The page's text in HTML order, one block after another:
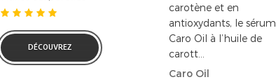
DÉCOUVREZ
carotène et en
antioxydants, le sérum
Caro Oil à l’huile de
carott...
Caro Oil